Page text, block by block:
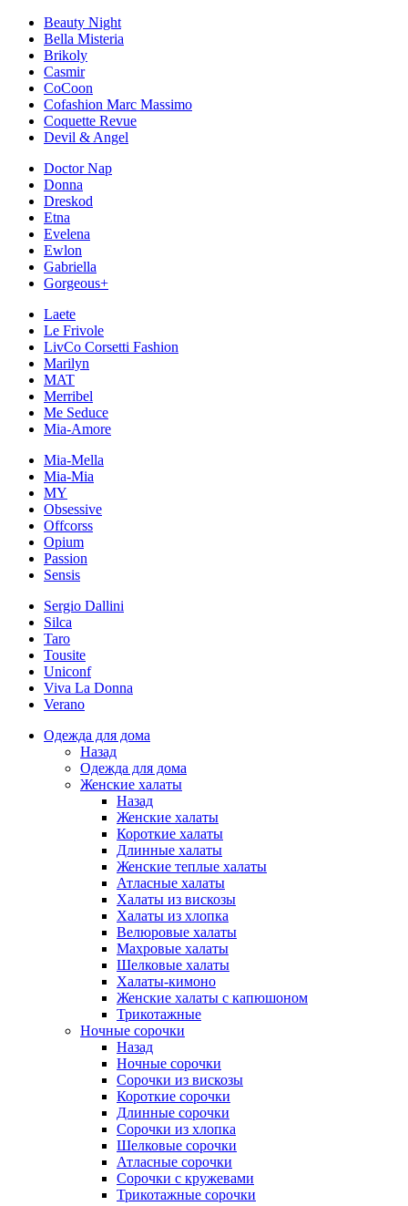
Beauty Night
Bella Misteria
Brikoly
Casmir
CoCoon
Cofashion Marc Massimo
Coquette Revue
Devil & Angel
Doctor Nap
Donna
Dreskod
Etna
Evelena
Ewlon
Gabriella
Gorgeous+
Laete
Le Frivole
LivCo Corsetti Fashion
Marilyn
MAT
Merribel
Me Seduce
Mia-Amore
Mia-Mella
Mia-Mia
MY
Obsessive
Offcorss
Opium
Passion
Sensis
Sergio Dallini
Silca
Taro
Tousite
Uniconf
Viva La Donna
Verano
Одежда для дома
Назад
Одежда для дома
Женские халаты
Назад
Женские халаты
Короткие халаты
Длинные халаты
Женские теплые халаты
Атласные халаты
Халаты из вискозы
Халаты из хлопка
Велюровые халаты
Махровые халаты
Шелковые халаты
Халаты-кимоно
Женские халаты с капюшоном
Трикотажные
Ночные сорочки
Назад
Ночные сорочки
Сорочки из вискозы
Короткие сорочки
Длинные сорочки
Сорочки из хлопка
Шелковые сорочки
Атласные сорочки
Сорочки с кружевами
Трикотажные сорочки